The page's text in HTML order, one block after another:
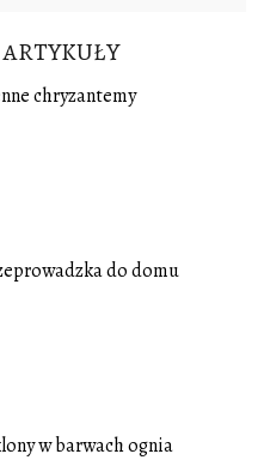
chryzantemy
do domu
w barwach ognia